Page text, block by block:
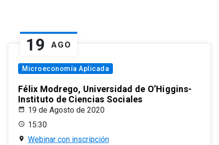
19 AGO
Microeconomía Aplicada
Félix Modrego, Universidad de O’Higgins-
Instituto de Ciencias Sociales
19 de Agosto de 2020
15:30
Webinar con inscripción